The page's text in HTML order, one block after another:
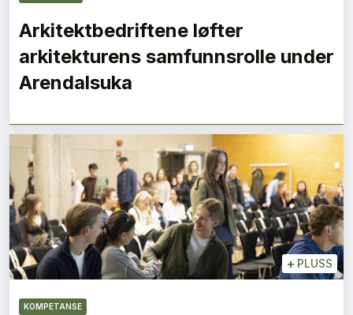
Arkitektbedriftene løfter
arkitekturens samfunnsrolle under
Arendalsuka
+ PLUSS
KOMPETANSE